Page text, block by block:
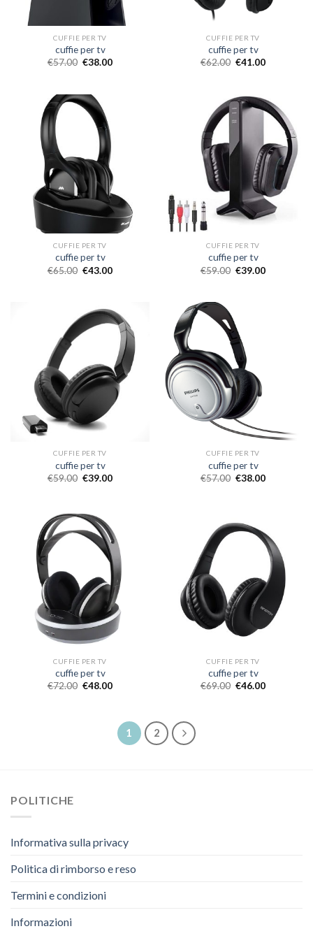
CUFFIE PER TV
cuffie per tv
€57.00 €38.00
CUFFIE PER TV
cuffie per tv
€62.00 €41.00
CUFFIE PER TV
cuffie per tv
€65.00 €43.00
CUFFIE PER TV
cuffie per tv
€59.00 €39.00
CUFFIE PER TV
cuffie per tv
€59.00 €39.00
CUFFIE PER TV
cuffie per tv
€57.00 €38.00
CUFFIE PER TV
cuffie per tv
€72.00 €48.00
CUFFIE PER TV
cuffie per tv
€69.00 €46.00
1 2
POLITICHE
Informativa sulla privacy
Politica di rimborso e reso
Termini e condizioni
Informazioni